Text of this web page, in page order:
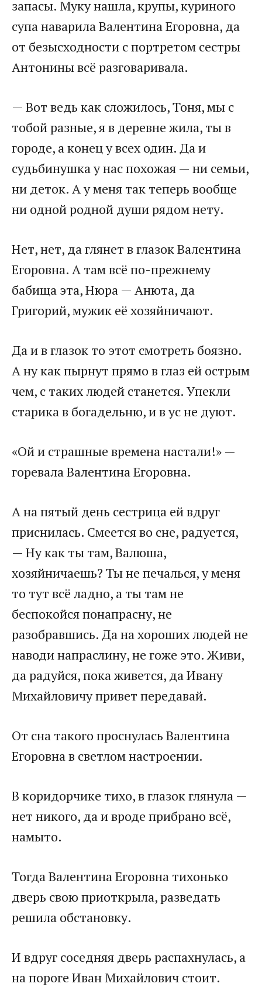
запасы. Муку нашла, крупы, куриного
супа наварила Валентина Егоровна, да
от безысходности с портретом сестры
Антонины всё разговаривала.
— Вот ведь как сложилось, Тоня, мы с
тобой разные, я в деревне жила, ты в
городе, а конец у всех один. Да и
судьбинушка у нас похожая — ни семьи,
ни деток. А у меня так теперь вообще
ни одной родной души рядом нету.
Нет, нет, да глянет в глазок Валентина
Егоровна. А там всё по-прежнему
бабища эта, Нюра — Анюта, да
Григорий, мужик её хозяйничают.
Да и в глазок то этот смотреть боязно.
А ну как пырнут прямо в глаз ей острым
чем, с таких людей станется. Упекли
старика в богадельню, и в ус не дуют.
«Ой и страшные времена настали!» —
горевала Валентина Егоровна.
А на пятый день сестрица ей вдруг
приснилась. Смеется во сне, радуется,
— Ну как ты там, Валюша,
хозяйничаешь? Ты не печалься, у меня
то тут всё ладно, а ты там не
беспокойся понапрасну, не
разобравшись. Да на хороших людей не
наводи напраслину, не гоже это. Живи,
да радуйся, пока живется, да Ивану
Михайловичу привет передавай.
От сна такого проснулась Валентина
Егоровна в светлом настроении.
В коридорчике тихо, в глазок глянула —
нет никого, да и вроде прибрано всё,
намыто.
Тогда Валентина Егоровна тихонько
дверь свою приоткрыла, разведать
решила обстановку.
И вдруг соседняя дверь распахнулась, а
на пороге Иван Михайлович стоит.